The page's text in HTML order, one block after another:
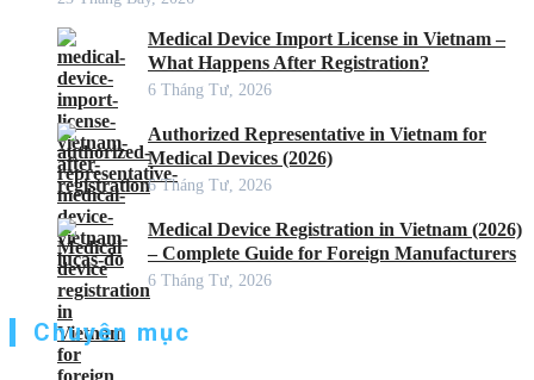
Medical Device Import License in Vietnam –
What Happens After Registration?
6 Tháng Tư, 2026
Authorized Representative in Vietnam for
Medical Devices (2026)
6 Tháng Tư, 2026
Medical Device Registration in Vietnam (2026)
– Complete Guide for Foreign Manufacturers
6 Tháng Tư, 2026
Chuyên mục